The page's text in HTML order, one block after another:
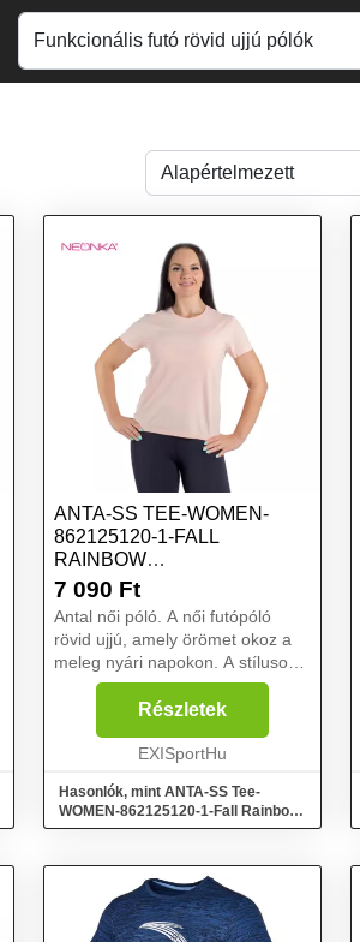
ANTA-SS TEE-WOMEN-
862125120-1-FALL
RAINBOW
POWDER/HEATHER GREY
7 090 Ft
Antal női póló. A női futópóló
rövid ujjú, amely örömet okoz a
meleg nyári napokon. A stílusos
futáshoz készült póló lágy
rózsaszín színű, ami divatos. A
póló funkcionális anyagokból
készült, így spor...
Részletek
EXISportHu
Hasonlók, mint ANTA-SS Tee-
WOMEN-862125120-1-Fall Rainbow
Powder/Heather Grey Rózsaszín S